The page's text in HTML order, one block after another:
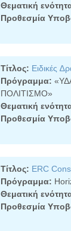
Θεματική
Προθεσμία
Τίτλος: Ειδικές
Πρόγραμμα:
ΠΟΛΙΤΙΣΜΟ»
Θεματική
Προθεσμία
Τίτλος: ERC
Πρόγραμμα:
Θεματική
Προθεσμία